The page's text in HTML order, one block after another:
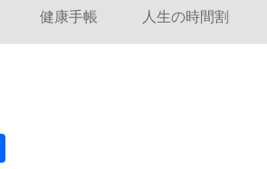
健康手帳 人生の時間割